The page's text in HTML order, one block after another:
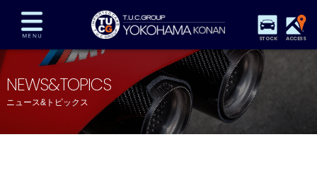
STOCK ACCESS
在庫車両情報 保証&サービス パーツリスト
TUCとは？ 店舗情報 アクセスマップ
全国納車 特別作業 注文販売
NEWS&TOPICS
ニュース&トピックス